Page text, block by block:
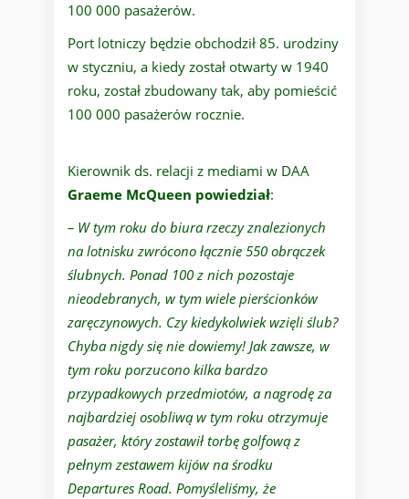
100 000 pasażerów.
Port lotniczy będzie obchodził 85. urodziny
w styczniu, a kiedy został otwarty w 1940
roku, został zbudowany tak, aby pomieścić
100 000 pasażerów rocznie.
Kierownik ds. relacji z mediami w DAA
Graeme McQueen powiedział:
– W tym roku do biura rzeczy znalezionych
na lotnisku zwrócono łącznie 550 obrączek
ślubnych. Ponad 100 z nich pozostaje
nieodebranych, w tym wiele pierścionków
zaręczynowych. Czy kiedykolwiek wzięli ślub?
Chyba nigdy się nie dowiemy! Jak zawsze, w
tym roku porzucono kilka bardzo
przypadkowych przedmiotów, a nagrodę za
najbardziej osobliwą w tym roku otrzymuje
pasażer, który zostawił torbę golfową z
pełnym zestawem kijów na środku
Departures Road. Pomyśleliśmy, że